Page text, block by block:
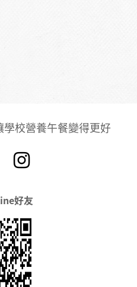
校營養午餐變得更好
好友